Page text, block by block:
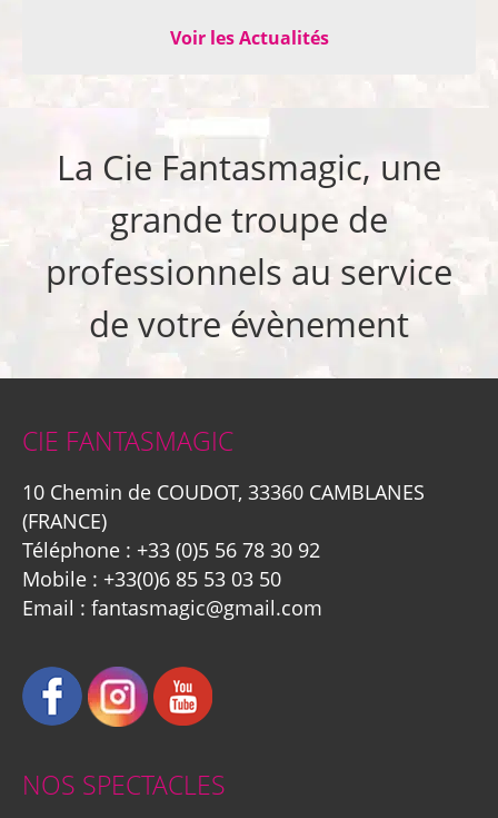
Voir les Actualités
La Cie Fantasmagic, une
grande troupe de
professionnels au service
de votre évènement
CIE FANTASMAGIC
10 Chemin de COUDOT, 33360 CAMBLANES
(FRANCE)
Téléphone : +33 (0)5 56 78 30 92
Mobile : +33(0)6 85 53 03 50
Email : fantasmagic@gmail.com
NOS SPECTACLES